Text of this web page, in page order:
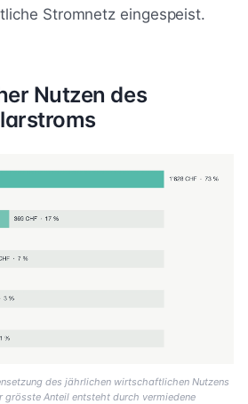
Stromnetz eingespeist.
Nutzen des
des jährlichen wirtschaftlichen Nutzens
Anteil entsteht durch vermiedene